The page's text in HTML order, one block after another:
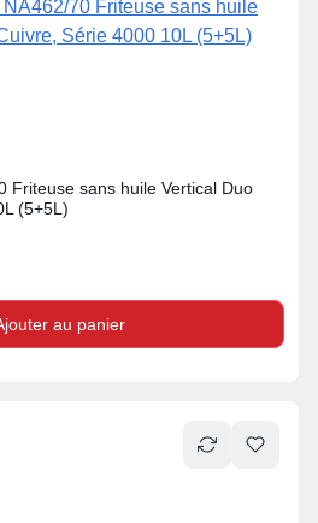
Friteuse sans huile Vertical Duo
(5+5L)
au panier